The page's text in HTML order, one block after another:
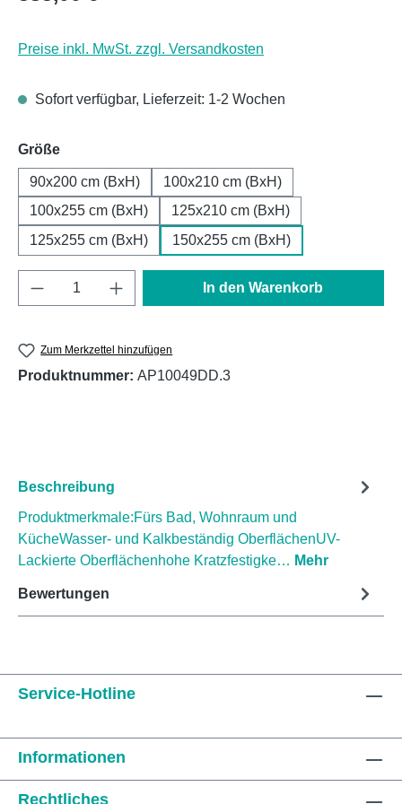
Preise inkl. MwSt. zzgl. Versandkosten
Sofort verfügbar, Lieferzeit: 1-2 Wochen
Größeauswählen
90x200 cm (BxH)
100x210 cm (BxH)
100x255 cm (BxH)
125x210 cm (BxH)
125x255 cm (BxH)
150x255 cm (BxH)
Produkt Anzahl: Gib den gewünschten
In den Warenkorb
Zum Merkzettel hinzufügen
Produktnummer: AP10049DD.3
Beschreibung
Produktmerkmale:Fürs Bad, Wohnraum und
KücheWasser- und Kalkbeständig OberflächenUV-
Lackierte Oberflächenhohe Kratzfestigke… Mehr
Bewertungen
Service-Hotline
Informationen
Rechtliches